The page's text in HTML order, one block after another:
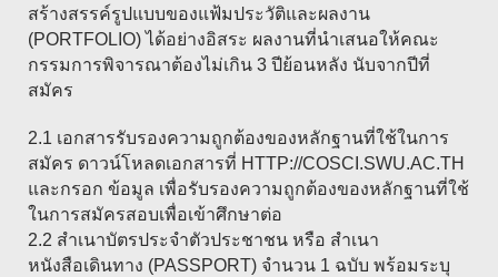
สร้างสรรค์รูปแบบของแฟ้มประวัติและผลงาน
(PORTFOLIO) ได้อย่างอิสระ ผลงานที่นำเสนอให้คณะ
กรรมการพิจารณาต้องไม่เกิน 3 ปีย้อนหลัง นับจากปีที่
สมัคร
2.1 เอกสารรับรองความถูกต้องของหลักฐานที่ใช้ในการ
สมัคร ดาวน์โหลดเอกสารที่ HTTP://COSCI.SWU.AC.TH
และกรอก ข้อมูล เพื่อรับรองความถูกต้องของหลักฐานที่ใช้
ในการสมัครสอบเพื่อเข้าศึกษาต่อ
2.2 สำเนาบัตรประจำตัวประชาชน หรือ สำเนา
หนังสือเดินทาง (PASSPORT) จำนวน 1 ฉบับ พร้อมระบุ